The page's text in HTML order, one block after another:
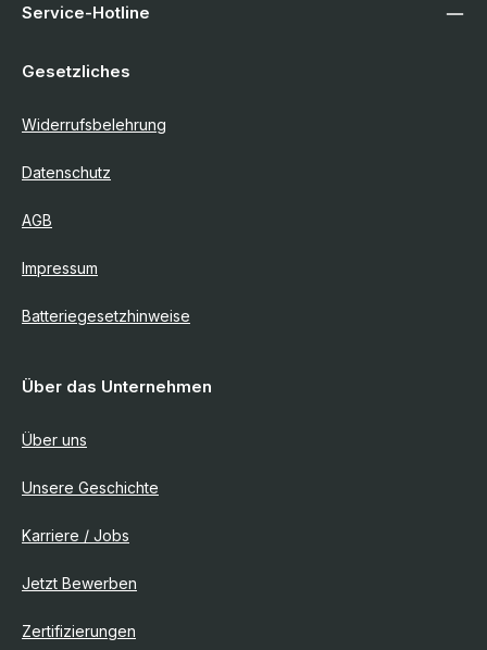
Service-Hotline
Gesetzliches
Widerrufsbelehrung
Datenschutz
AGB
Impressum
Batteriegesetzhinweise
Über das Unternehmen
Über uns
Unsere Geschichte
Karriere / Jobs
Jetzt Bewerben
Zertifizierungen